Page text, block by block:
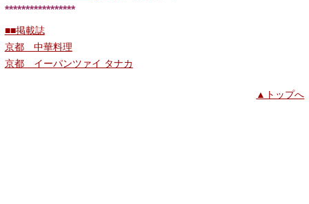
*****************
■■掲載誌
京都 中華料理
京都 イーパンツァイ タナカ
▲トップへ